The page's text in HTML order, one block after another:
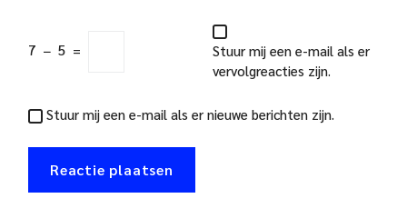
7 − 5 =
Stuur mij een e-mail als er
vervolgreacties zijn.
Stuur mij een e-mail als er nieuwe berichten zijn.